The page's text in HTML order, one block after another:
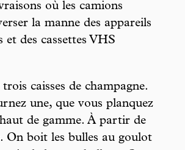
où les camions
la manne des appareils
des cassettes VHS
caisses de champagne.
une, que vous planquez
de gamme. À partir de
On boit les bulles au goulot